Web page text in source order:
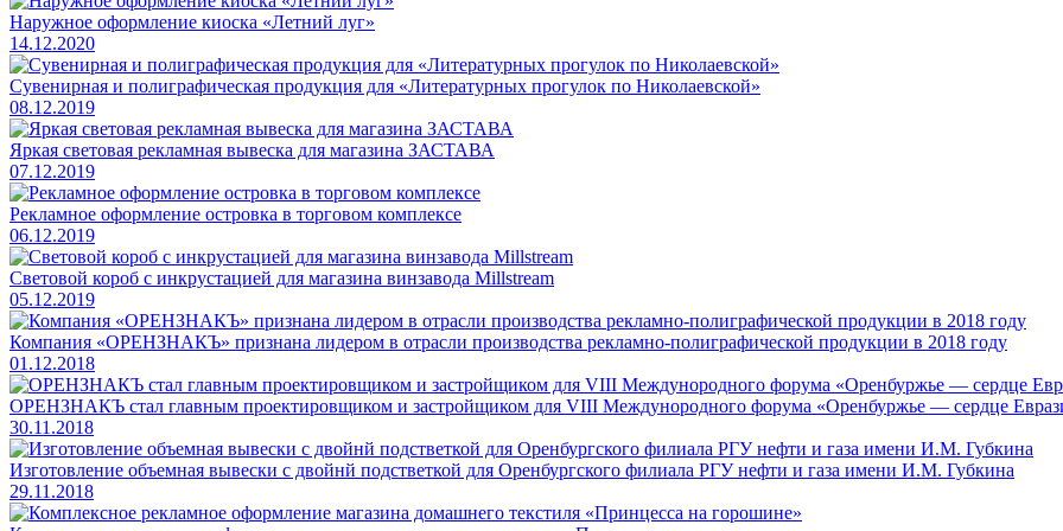
Наружное оформление киоска «Летний луг»
14.12.2020
Сувенирная и полиграфическая продукция для «Литературных прогулок по Николаевской»
08.12.2019
Яркая световая рекламная вывеска для магазина ЗАСТАВА
07.12.2019
Рекламное оформление островка в торговом комплексе
06.12.2019
Световой короб с инкрустацией для магазина винзавода Millstream
05.12.2019
Компания «ОРЕНЗНАКЪ» признана лидером в отрасли производства рекламно-полиграфической продукции в 2018 году
01.12.2018
ОРЕНЗНАКЪ стал главным проектировщиком и застройщиком для VIII Междунородного форума «Оренбуржье — сердце
30.11.2018
Изготовление объемная вывески с двойнй подстветкой для Оренбургского филиала РГУ нефти и газа имени И.М. Губкина
29.11.2018